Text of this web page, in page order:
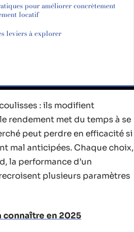
pour améliorer concrètement
locatif
leviers à explorer
: ils modifient
rendement met du temps à se
peut perdre en efficacité si
mal anticipées. Chaque choix,
la performance d’un
plusieurs paramètres
connaître en 2025